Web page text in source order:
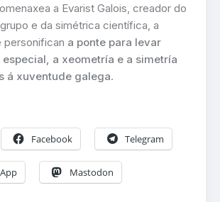
a Evarist Galois, creador do
e da simétrica científica, a
personifican a ponte para levar
a xeometría e a simetría
á xuventude galega.
Facebook Telegram
Mastodon